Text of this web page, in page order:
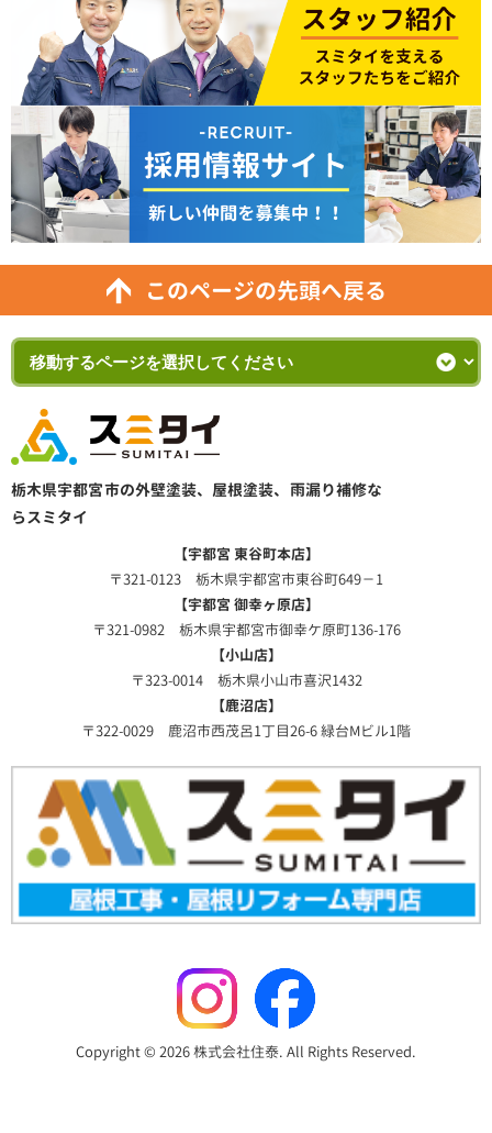
このページの先頭へ戻る
栃木県宇都宮市の外壁塗装、屋根塗装、雨漏り補修な
らスミタイ
【宇都宮 東谷町本店】
〒321-0123 栃木県宇都宮市東谷町649－1
【宇都宮 御幸ヶ原店】
〒321-0982 栃木県宇都宮市御幸ケ原町136-176
【小山店】
〒323-0014 栃木県小山市喜沢1432
【鹿沼店】
〒322-0029 鹿沼市西茂呂1丁目26-6 緑台Mビル1階
Copyright © 2026 株式会社住泰. All Rights Reserved.